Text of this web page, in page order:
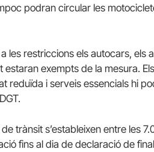
podran circular les
a les restriccions els autocars, els
estaran exempts de la mesura.
reduïda i serveis essencials hi
trànsit s’estableixen entre les
fins al dia de declaració de